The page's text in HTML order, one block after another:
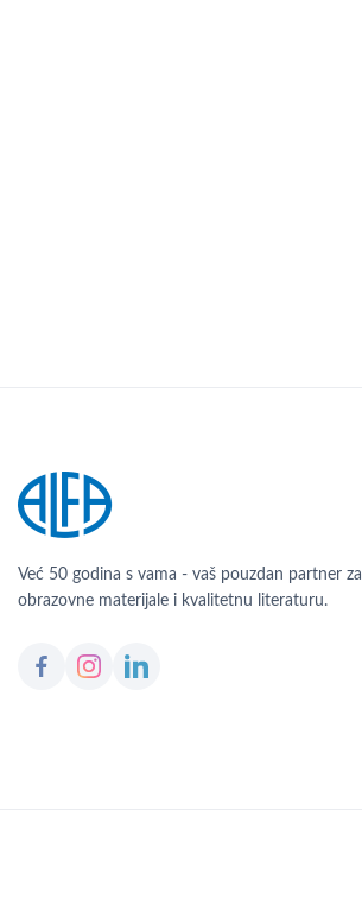
Već 50 godina s vama - vaš pouzdan partner za
obrazovne materijale i kvalitetnu literaturu.